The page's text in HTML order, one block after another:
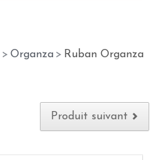
> Organza > Ruban Organza
Produit suivant